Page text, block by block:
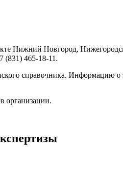
Нижний Новгород,
(831) 465-18-11.
справочника. Информацию о
организации.